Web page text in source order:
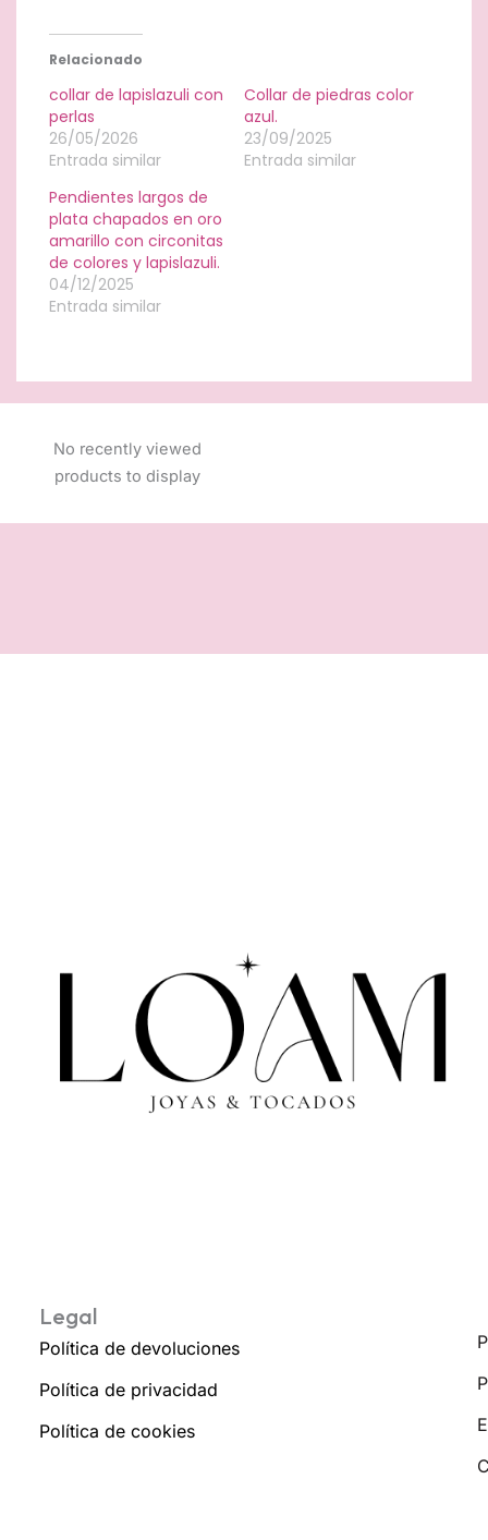
Relacionado
collar de lapislazuli con
perlas
26/05/2026
Entrada similar
Collar de piedras color
azul.
23/09/2025
Entrada similar
Pendientes largos de
plata chapados en oro
amarillo con circonitas
de colores y lapislazuli.
04/12/2025
Entrada similar
No recently viewed
products to display
Legal
Política de devoluciones
Política de privacidad
Política de cookies